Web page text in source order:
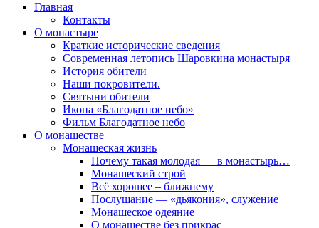
Главная
Контакты
О монастыре
Краткие исторические сведения
Современная летопись Шаровкина монастыря
История обители
Наши покровители.
Святыни обители
Икона «Благодатное небо»
Фильм Благодатное небо
О монашестве
Монашеская жизнь
Почему такая молодая — в монастырь…
Монашеский строй
Всё хорошее – ближнему
Послушание — «дьякония», служение
Монашеское одеяние
О монашестве без прикрас